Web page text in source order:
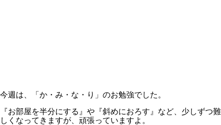
今週は、「か・み・な・り」のお勉強でした。
『お部屋を半分にする』や『斜めにおろす』など、少しずつ難
しくなってきますが、頑張っていますよ。